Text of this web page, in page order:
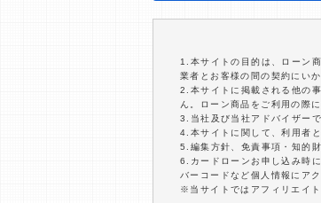
1.本サイトの目的は、ローン
業者とお客様の間の契約にい
2.本サイトに掲載される他の
ん。ローン商品をご利用の際
3.当社及び当社アドバイザー
4.本サイトに関して、利用者
5.編集方針、免責事項・知的
6.カードローンお申し込み時
バーコードなど個人情報にア
※当サイトではアフィリエイ